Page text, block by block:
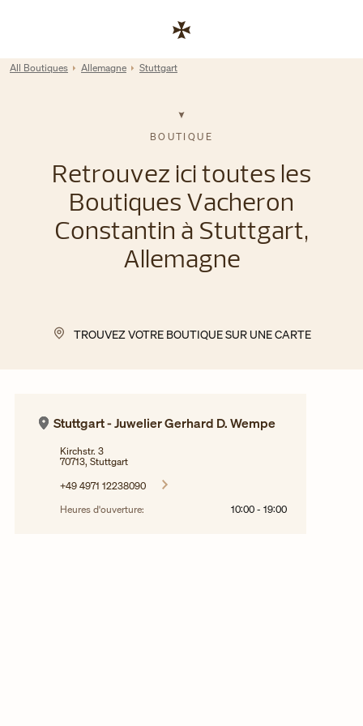
Lien vers le site de l'entreprise
Return to Nav
All Boutiques Allemagne Stuttgart
BOUTIQUE
Retrouvez ici toutes les
Boutiques Vacheron
Constantin à Stuttgart,
Allemagne
TROUVEZ VOTRE BOUTIQUE SUR UNE CARTE
Stuttgart - Juwelier Gerhard D. Wempe
Kirchstr. 3
70713, Stuttgart
+49 4971 12238090
Heures d'ouverture:
10:00 - 19:00